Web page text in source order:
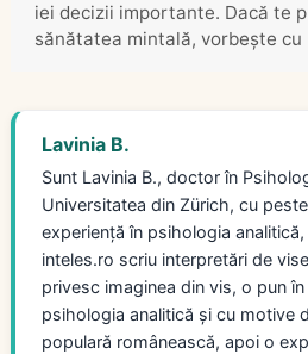
iei decizii importante. Dacă te
sănătatea mintală, vorbește cu
Lavinia B.
Sunt Lavinia B., doctor în
Universitatea din Zürich, cu
experiență în psihologia
inteles.ro scriu interpretări de
privesc imaginea din vis, o pun
psihologia analitică și cu motive
populară românească, apoi o